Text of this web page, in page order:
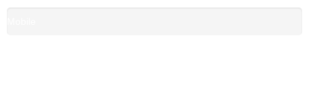
Uygulama